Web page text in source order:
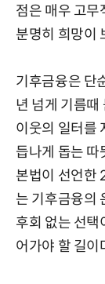
점은 매우 고무
분명히 희망이
기후금융은 단
년 넘게 기름때
이웃의 일터를
듭나게 돕는 따
본법이 선언한
는 기후금융의
후회 없는 선택
어가야 할 길이